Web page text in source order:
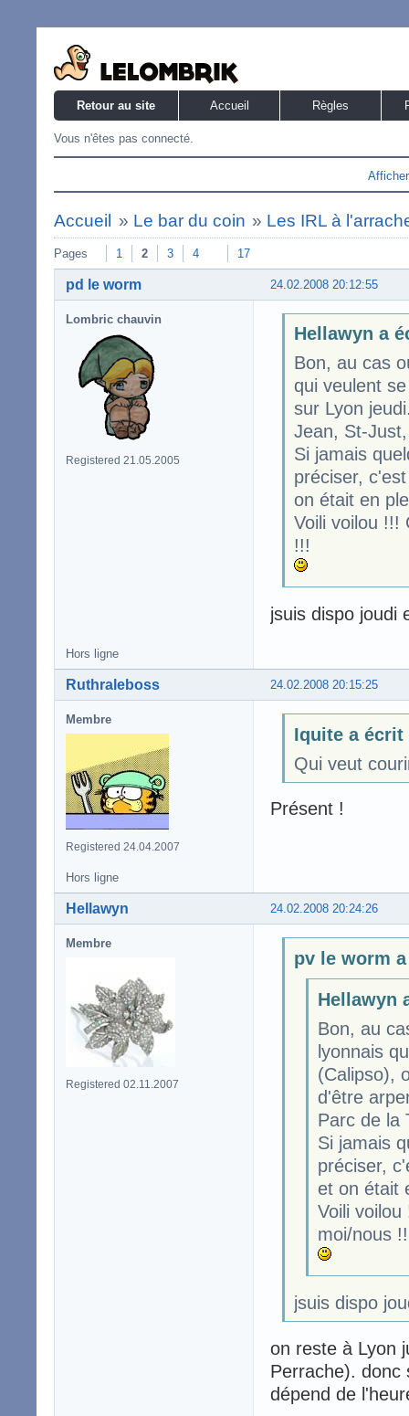
Retour au site Accueil Règles
Vous n'êtes pas connecté.
Accueil » Le bar du coin » Les IRL à
Pages 1 2 3 4 17
24.02.2008 20:12:55
pd le worm
Lombric chauvin
Registered 21.05.2005
Hellawyn a
Bon, au cas
qui veulent
sur Lyon
Jean, St-
Si jamais
préciser,
on était en
Voili voilou !!!
!!!
jsuis dispo joudi
Hors ligne
24.02.2008 20:15:25
Ruthraleboss
Membre
Registered 24.04.2007
Iquite a écrit
Qui veut
Présent !
Hors ligne
24.02.2008 20:24:26
Hellawyn
Membre
Registered 02.11.2007
pv le worm
Hellawyn
Bon, au
lyonnais
(Calipso),
d'être
Parc de la
Si jamais
préciser,
et on était
Voili
moi/nous
jsuis dispo
on reste à Lyon
Perrache). donc
dépend de